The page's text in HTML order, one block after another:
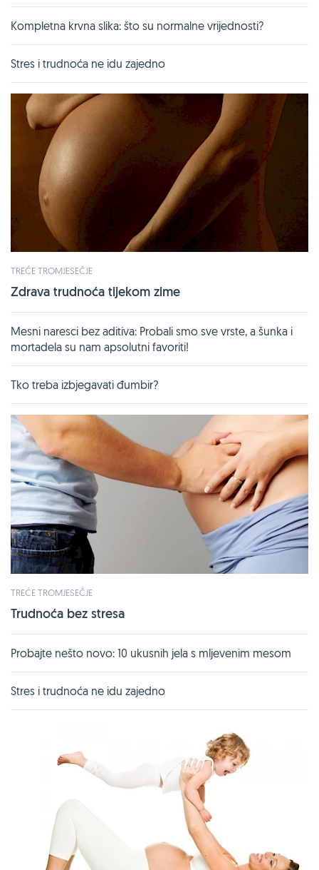
Kompletna krvna slika: što su normalne vrijednosti?
Stres i trudnoća ne idu zajedno
TREĆE TROMJESEČJE
Zdrava trudnoća tijekom zime
Mesni naresci bez aditiva: Probali smo sve vrste, a šunka i
mortadela su nam apsolutni favoriti!
Tko treba izbjegavati đumbir?
TREĆE TROMJESEČJE
Trudnoća bez stresa
Probajte nešto novo: 10 ukusnih jela s mljevenim mesom
Stres i trudnoća ne idu zajedno